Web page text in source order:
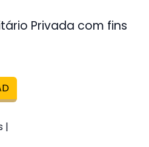
Privada com fins
|